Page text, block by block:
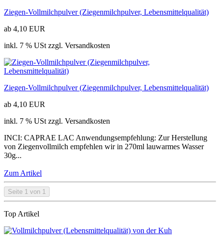
Ziegen-Vollmilchpulver (Ziegenmilchpulver, Lebensmittelqualität)
ab 4,10 EUR
inkl. 7 % USt zzgl. Versandkosten
Ziegen-Vollmilchpulver (Ziegenmilchpulver, Lebensmittelqualität)
ab 4,10 EUR
inkl. 7 % USt zzgl. Versandkosten
INCI: CAPRAE LAC Anwendungsempfehlung: Zur Herstellung
von Ziegenvollmilch empfehlen wir in 270ml lauwarmes Wasser
30g...
Zum Artikel
Seite 1 von 1
Top Artikel